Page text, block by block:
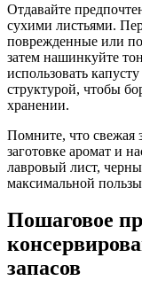
Отдавайте
сухими листьями.
поврежденные или
затем нашинкуйте
использовать
структурой, чтобы
хранении.
Помните, что свежая
заготовке аромат и
лавровый лист,
максимальной
Пошаговое
запасов